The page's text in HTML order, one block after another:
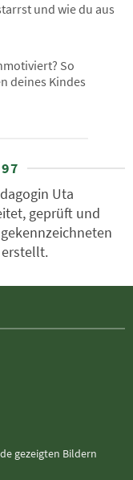
und wie du aus
So
deines Kindes
Uta
geprüft und
gezeigten Bildern